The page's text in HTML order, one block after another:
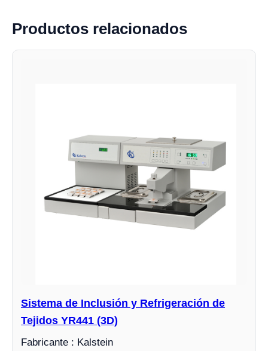
Productos relacionados
Sistema de Inclusión y Refrigeración de
Tejidos YR441 (3D)
Fabricante : Kalstein